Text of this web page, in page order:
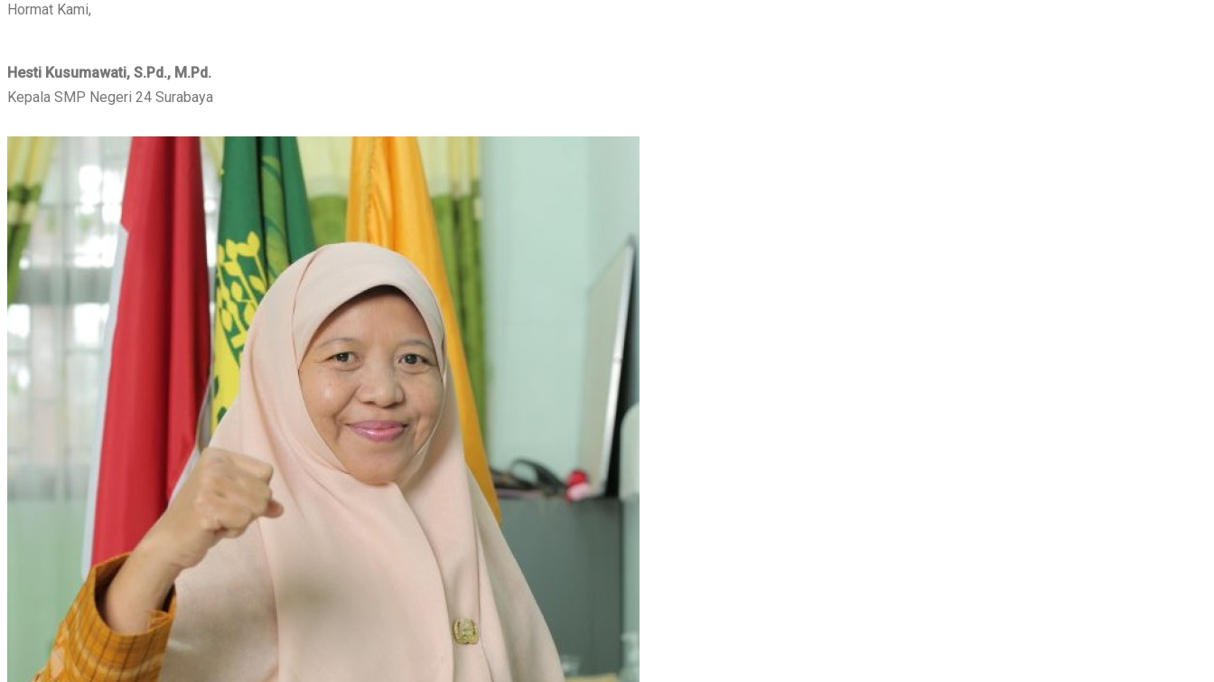
Hormat Kami,
Hesti Kusumawati, S.Pd., M.Pd.
Kepala SMP Negeri 24 Surabaya